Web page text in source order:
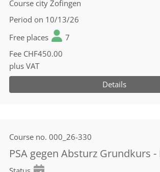
Course city Zofingen
Period on 10/13/26
Free places
7
Fee CHF450.00
plus VAT
Details
Course no. 000_26-330
PSA gegen Absturz Grundkurs